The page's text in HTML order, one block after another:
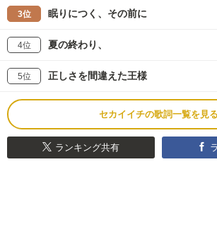
3位 眠りにつく、その前に
4位 夏の終わり、
5位 正しさを間違えた王様
セカイイチの歌詞一覧を見る
ランキング共有